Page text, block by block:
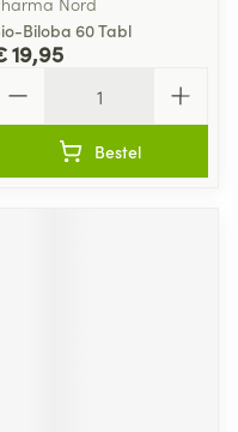
Biloba 60 Tabl
19,95
Bestel